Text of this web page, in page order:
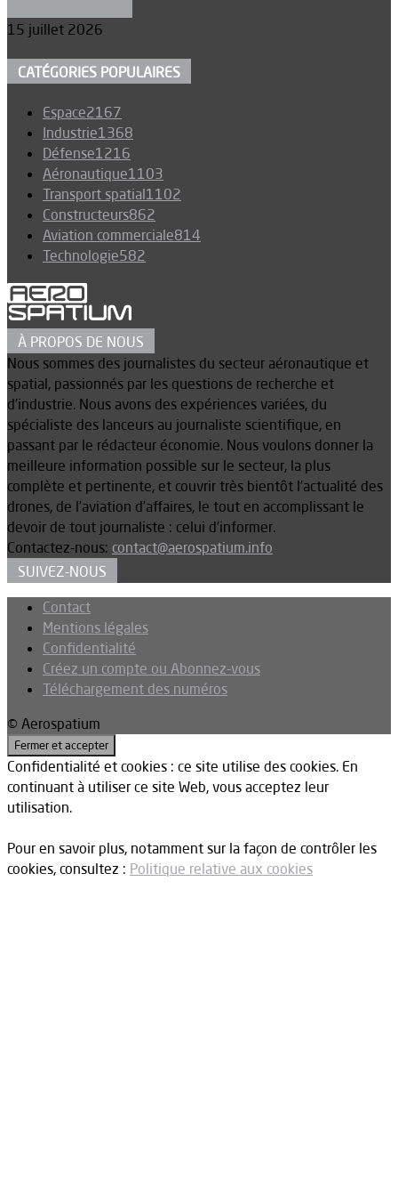
15 juillet 2026
CATÉGORIES POPULAIRES
Espace2167
Industrie1368
Défense1216
Aéronautique1103
Transport spatial1102
Constructeurs862
Aviation commerciale814
Technologie582
À PROPOS DE NOUS
Nous sommes des journalistes du secteur aéronautique et
spatial, passionnés par les questions de recherche et
d’industrie. Nous avons des expériences variées, du
spécialiste des lanceurs au journaliste scientifique, en
passant par le rédacteur économie. Nous voulons donner la
meilleure information possible sur le secteur, la plus
complète et pertinente, et couvrir très bientôt l’actualité des
drones, de l’aviation d’affaires, le tout en accomplissant le
devoir de tout journaliste : celui d’informer.
Contactez-nous: contact@aerospatium.info
SUIVEZ-NOUS
Contact
Mentions légales
Confidentialité
Créez un compte ou Abonnez-vous
Téléchargement des numéros
© Aerospatium
Confidentialité et cookies : ce site utilise des cookies. En
continuant à utiliser ce site Web, vous acceptez leur
utilisation.
Pour en savoir plus, notamment sur la façon de contrôler les
cookies, consultez : Politique relative aux cookies